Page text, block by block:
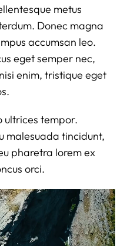
metus
Donec magna
accumsan leo.
eget semper nec,
enim, tristique eget
ultrices tempor.
malesuada tincidunt,
pharetra lorem ex
orci.